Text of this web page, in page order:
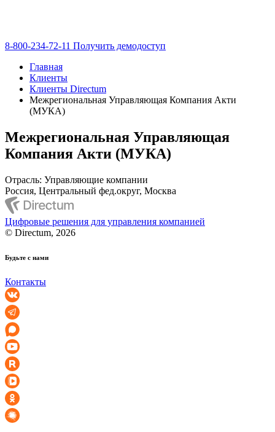
8-800-234-72-11 Получить демодоступ
Главная
Клиенты
Клиенты Directum
Межрегиональная Управляющая Компания Акти
(МУКА)
Межрегиональная Управляющая
Компания Акти (МУКА)
Отрасль: Управляющие компании
Россия, Центральный фед.округ, Москва
Цифровые решения для управления компанией
© Directum, 2026
Будьте с нами
Контакты